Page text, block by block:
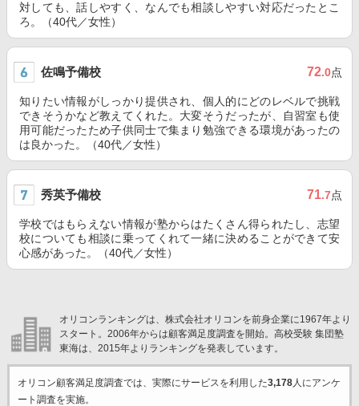
対しても、話しやすく、なんでも相談しやすい対応だったとこ
ろ。（40代／女性）
佐鳴予備校 72.0点
知りたい情報がしっかり提供され、個人的にどのレベルで挑戦
できそうかなど教えてくれた。大変そうだったが、自習室も使
用可能だったため子供同士で集まり勉強できる環境があったの
は良かった。（40代／女性）
秀英予備校 71.7点
学校ではもらえない情報が塾からはたくさん得られたし、志望
校についても相談に乗ってくれて一緒に決めることができて安
心感があった。（40代／女性）
オリコンランキングは、株式会社オリコンを前身企業に1967年より
スタート。2006年からは顧客満足度調査を開始。高校受験 集団塾
東海は、2015年よりランキングを発表しています。
オリコン顧客満足度調査では、実際にサービスを利用した3,178人にアンケ
ート調査を実施。